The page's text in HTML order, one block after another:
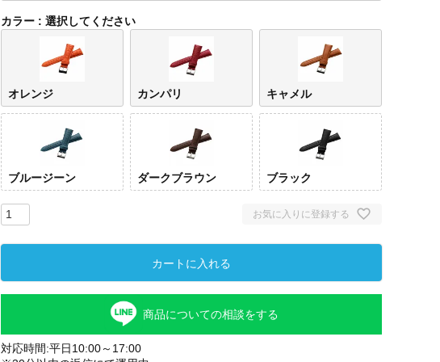
カンパリ キャメル
カラー 選択してください
オレンジ カンパリ キャメル
ブルージーン ダークブラウン ブラック
お気に入りに登録する
カートに入れる
商品についての相談をする
対応時間:平日10:00～17:00